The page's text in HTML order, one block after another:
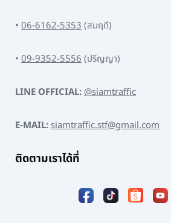
• 06-6162-5353 (สมฤดี)
• 09-9352-5556 (ปริญญา)
LINE OFFICIAL: @siamtraffic
E-MAIL: siamtraffic.stf@gmail.com
ติดตามเราได้ที่